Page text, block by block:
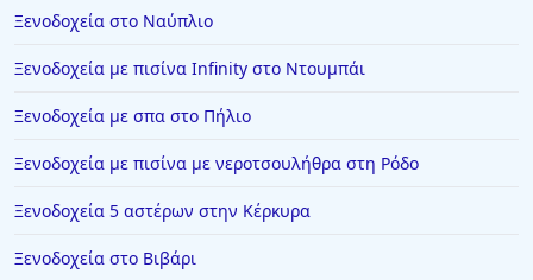
Ξενοδοχεία στο Ναύπλιο
Ξενοδοχεία με πισίνα Infinity στο Ντουμπάι
Ξενοδοχεία με σπα στο Πήλιο
Ξενοδοχεία με πισίνα με νεροτσουλήθρα στη Ρόδο
Ξενοδοχεία 5 αστέρων στην Κέρκυρα
Ξενοδοχεία στο Βιβάρι